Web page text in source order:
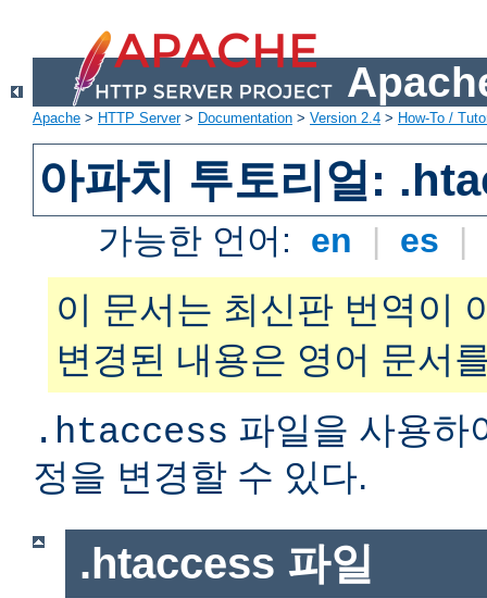
Apache > HTTP Server> Documentation > Version 2.4 > How-To /
아파치 투토리얼:
가능한 언어: en | es |
이 문서는 최신판 번역이
변경된 내용은 영어 문서
.htaccess 파일을 사용하
정을 변경할 수 있다.
.htaccess 파일